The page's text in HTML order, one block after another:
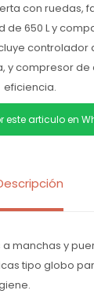
con ruedas,
650 L y
controlador
y compresor de
eficiencia.
este articulo en
a manchas y
tipo globo